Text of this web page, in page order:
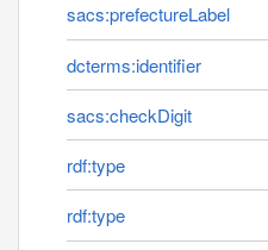
sacs:prefectureLabel
dcterms:identifier
sacs:checkDigit
rdf:type
rdf:type